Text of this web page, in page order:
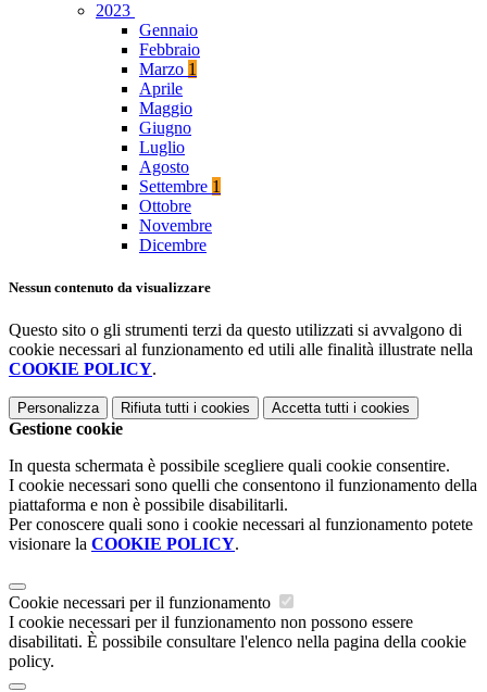
2023
Gennaio
Febbraio
Marzo 1
Aprile
Maggio
Giugno
Luglio
Agosto
Settembre 1
Ottobre
Novembre
Dicembre
Nessun contenuto da visualizzare
Questo sito o gli strumenti terzi da questo utilizzati si avvalgono di
cookie necessari al funzionamento ed utili alle finalità illustrate nella
COOKIE POLICY.
Personalizza Rifiuta tutti i cookies Accetta tutti i cookies
Gestione cookie
In questa schermata è possibile scegliere quali cookie consentire.
I cookie necessari sono quelli che consentono il funzionamento della
piattaforma e non è possibile disabilitarli.
Per conoscere quali sono i cookie necessari al funzionamento potete
visionare la COOKIE POLICY.
Cookie necessari per il funzionamento
I cookie necessari per il funzionamento non possono essere
disabilitati. È possibile consultare l'elenco nella pagina della cookie
policy.